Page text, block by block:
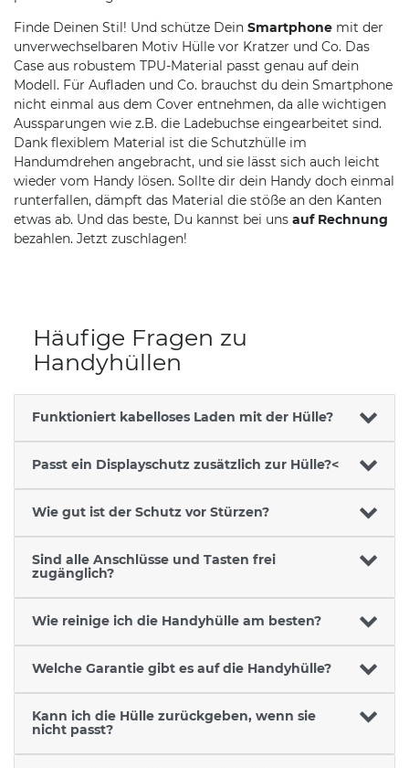
Finde Deinen Stil! Und schütze Dein Smartphone mit der
unverwechselbaren Motiv Hülle vor Kratzer und Co. Das
Case aus robustem TPU-Material passt genau auf dein
Modell. Für Aufladen und Co. brauchst du dein Smartphone
nicht einmal aus dem Cover entnehmen, da alle wichtigen
Aussparungen wie z.B. die Ladebuchse eingearbeitet sind.
Dank flexiblem Material ist die Schutzhülle im
Handumdrehen angebracht, und sie lässt sich auch leicht
wieder vom Handy lösen. Sollte dir dein Handy doch einmal
runterfallen, dämpft das Material die stöße an den Kanten
etwas ab. Und das beste, Du kannst bei uns auf Rechnung
bezahlen. Jetzt zuschlagen!
Häufige Fragen zu
Handyhüllen
Funktioniert kabelloses Laden mit der Hülle?
Passt ein Displayschutz zusätzlich zur Hülle?<
Wie gut ist der Schutz vor Stürzen?
Sind alle Anschlüsse und Tasten frei
zugänglich?
Wie reinige ich die Handyhülle am besten?
Welche Garantie gibt es auf die Handyhülle?
Kann ich die Hülle zurückgeben, wenn sie
nicht passt?